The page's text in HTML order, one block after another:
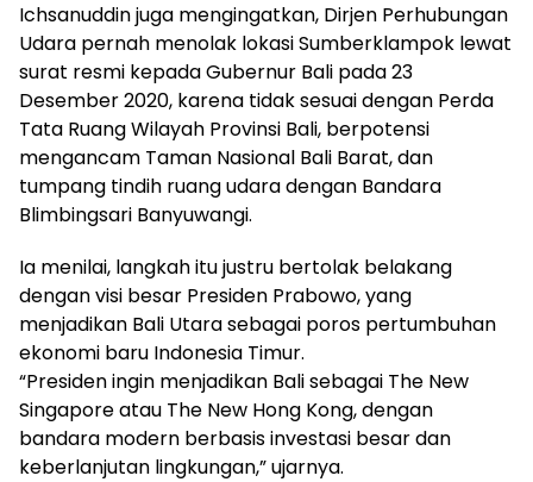
Ichsanuddin juga mengingatkan, Dirjen Perhubungan
Udara pernah menolak lokasi Sumberklampok lewat
surat resmi kepada Gubernur Bali pada 23
Desember 2020, karena tidak sesuai dengan Perda
Tata Ruang Wilayah Provinsi Bali, berpotensi
mengancam Taman Nasional Bali Barat, dan
tumpang tindih ruang udara dengan Bandara
Blimbingsari Banyuwangi.
Ia menilai, langkah itu justru bertolak belakang
dengan visi besar Presiden Prabowo, yang
menjadikan Bali Utara sebagai poros pertumbuhan
ekonomi baru Indonesia Timur.
“Presiden ingin menjadikan Bali sebagai The New
Singapore atau The New Hong Kong, dengan
bandara modern berbasis investasi besar dan
keberlanjutan lingkungan,” ujarnya.